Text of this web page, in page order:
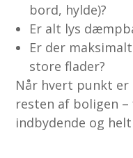
bord, hylde)?
Er alt lys
Er der
store flader?
Når hvert punkt er
resten af boligen
indbydende og